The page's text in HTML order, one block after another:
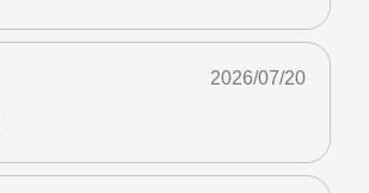
2026/07/20